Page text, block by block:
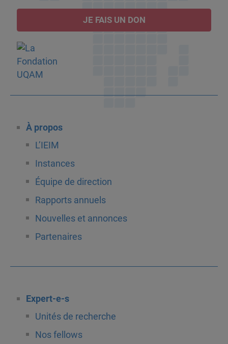
JE FAIS UN DON
À propos
L’IEIM
Instances
Équipe de direction
Rapports annuels
Nouvelles et annonces
Partenaires
Expert-e-s
Unités de recherche
Nos fellows